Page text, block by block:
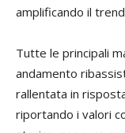
amplificando il
Tutte le principali
andamento
rallentata in
riportando i valori